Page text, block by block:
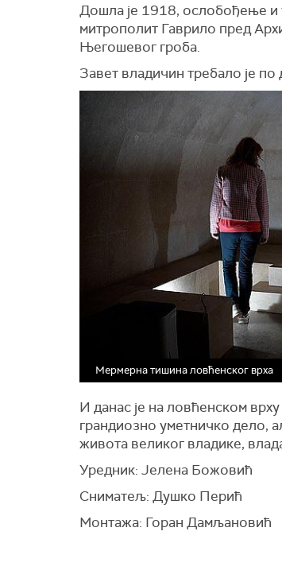
Дошла је 1918, ослобођење и
митрополит Гаврило пред
Његошевог гроба.
Завет владичин требало је по
Мермерна тишина ловћенског врха
И данас је на ловћенском
грандиозно уметничко дело,
живота великог владике,
Уредник: Јелена Божовић
Сниматељ: Душко Перић
Монтажа: Горан Дамљановић